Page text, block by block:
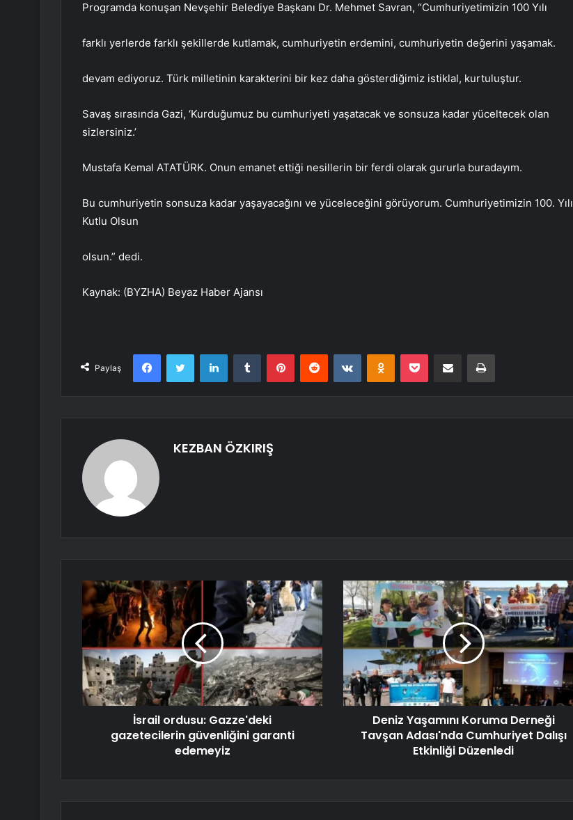
Programda konuşan Nevşehir Belediye Başkanı Dr. Mehmet Savran, “Cumhuriyetimizin 100 Yılı
farklı yerlerde farklı şekillerde kutlamak, cumhuriyetin erdemini, cumhuriyetin değerini yaşamak.
devam ediyoruz. Türk milletinin karakterini bir kez daha gösterdiğimiz istiklal, kurtuluştur.
Savaş sırasında Gazi, ‘Kurduğumuz bu cumhuriyeti yaşatacak ve sonsuza kadar yüceltecek olan
sizlersiniz.’
Mustafa Kemal ATATÜRK. Onun emanet ettiği nesillerin bir ferdi olarak gururla buradayım.
Bu cumhuriyetin sonsuza kadar yaşayacağını ve yüceleceğini görüyorum. Cumhuriyetimizin 100. Yılı
Kutlu Olsun
olsun.” dedi.
Kaynak: (BYZHA) Beyaz Haber Ajansı
Paylaş
FacebookTwitter LinkedInTumblr PinterestReddit VKontakteOdnoklassniki
Pocket E-Posta ile paylaş Yazdır
KEZBAN ÖZKIRIŞ
İsrail ordusu: Gazze'deki
gazetecilerin güvenliğini garanti
edemeyiz
Deniz Yaşamını Koruma Derneği
Tavşan Adası'nda Cumhuriyet Dalışı
Etkinliği Düzenledi